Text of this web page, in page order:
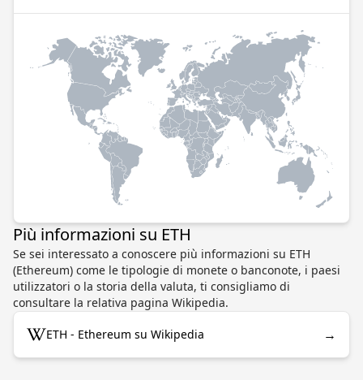
Più informazioni su ETH
Se sei interessato a conoscere più informazioni su ETH
(Ethereum) come le tipologie di monete o banconote, i paesi
utilizzatori o la storia della valuta, ti consigliamo di
consultare la relativa pagina Wikipedia.
ETH - Ethereum su Wikipedia →